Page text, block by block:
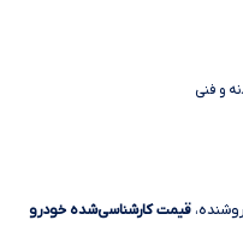
و فنی
قیمت کارشناسی‌شده خودرو